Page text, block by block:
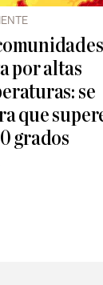
por altas
se
que
grados